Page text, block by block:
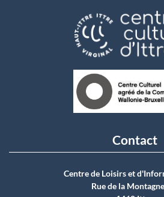
Contact
Centre de Loisirs et
Rue de la